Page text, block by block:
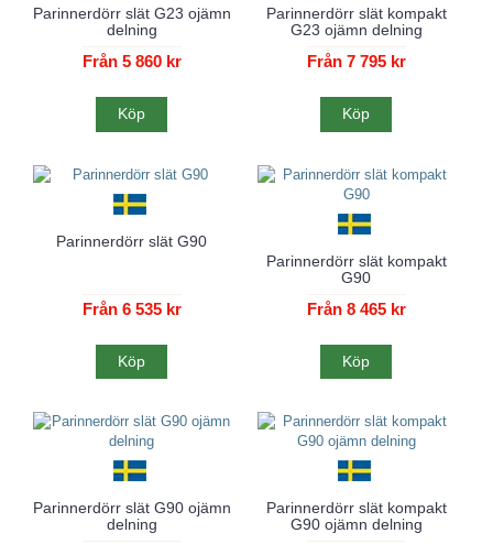
Parinnerdörr slät G23 ojämn
delning
Från 5 860 kr
Köp
Parinnerdörr slät kompakt
G23 ojämn delning
Från 7 795 kr
Köp
Parinnerdörr slät G90
Från 6 535 kr
Köp
Parinnerdörr slät kompakt
G90
Från 8 465 kr
Köp
Parinnerdörr slät G90 ojämn
delning
Parinnerdörr slät kompakt
G90 ojämn delning